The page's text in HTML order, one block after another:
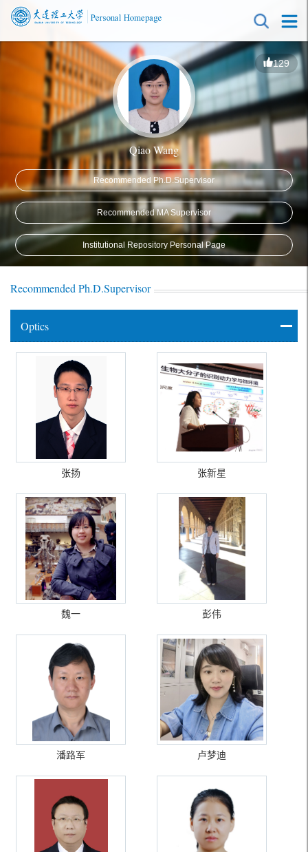
129
Qiao Wang
Recommended Ph.D.Supervisor
Recommended MA Supervisor
Institutional Repository Personal Page
Recommended Ph.D.Supervisor
Optics
张扬 张新星
魏一 彭伟
潘路军 卢梦迪